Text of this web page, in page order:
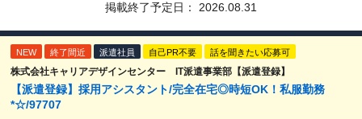
掲載終了予定日： 2026.08.31
NEW 終了間近 派遣社員 自己PR不要 話を聞きたい応募可
株式会社キャリアデザインセンター IT派遣事業部【派遣登録】
【派遣登録】採用アシスタント/完全在宅◎時短OK！私服勤務
*☆/97707